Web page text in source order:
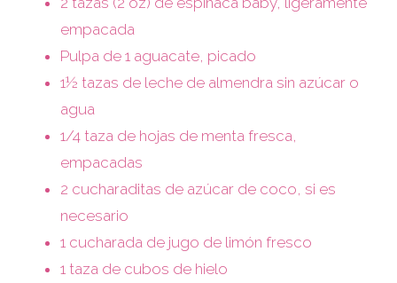
empacada
Pulpa de 1 aguacate, picado
1½ tazas de leche de almendra sin azúcar o
agua
1/4 taza de hojas de menta fresca,
empacadas
2 cucharaditas de azúcar de coco, si es
necesario
1 cucharada de jugo de limón fresco
1 taza de cubos de hielo